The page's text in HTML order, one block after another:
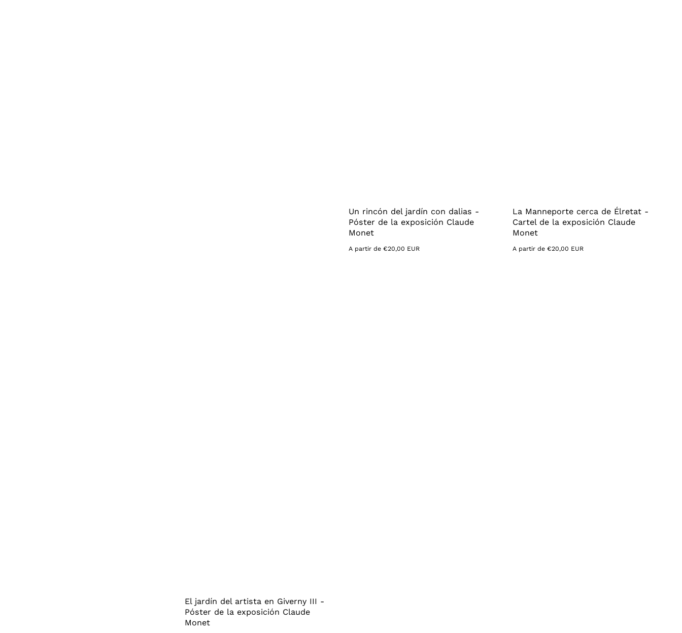
El jardín del artista en Giverny III -
Póster de la exposición Claude
Monet
Un rincón del jardín con dalias -
Póster de la exposición Claude
Monet
Precio
habitual
A partir de €20,00 EUR
La Manneporte cerca de Élretat -
Cartel de la exposición Claude
Monet
Precio
habitual
A partir de €20,00 EUR